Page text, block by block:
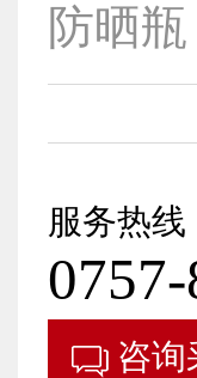
防晒瓶
服务热线
咨询